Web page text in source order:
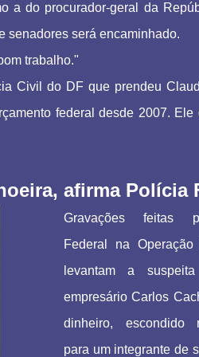
a do procurador-geral da
senadores será encaminhado.
trabalho."
Civil do DF que prendeu
federal desde 2007. Ele
afirma Polícia
Gravações feitas
Federal na
levantam a
empresário Carlos
dinheiro, escondido
para um integrante de